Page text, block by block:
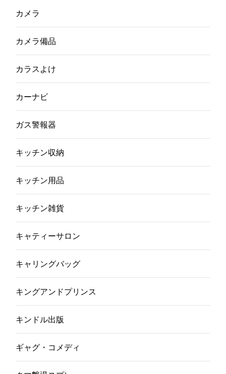
カメラ
カメラ備品
カラスよけ
カーナビ
ガス警報器
キッチン収納
キッチン用品
キッチン雑貨
キャティーサロン
キャリングバッグ
キングアンドプリンス
キンドル出版
ギャグ・コメディ